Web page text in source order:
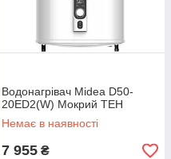
Водонагрівач Midea D50-
20ED2(W) Мокрий ТЕН
Немає в наявності
7 955 ₴